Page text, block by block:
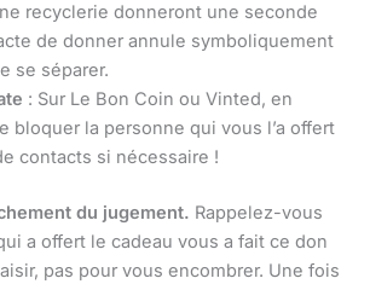
recyclerie donneront une seconde
de donner annule symboliquement
se séparer.
: Sur Le Bon Coin ou Vinted, en
bloquer la personne qui vous l’a offert
contacts si nécessaire !
du jugement. Rappelez-vous
a offert le cadeau vous a fait ce don
pas pour vous encombrer. Une fois